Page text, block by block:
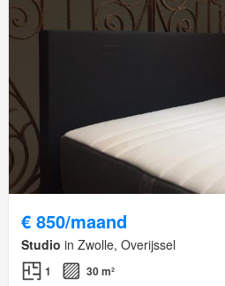
€ 850/maand
Studio in Zwolle, Overijssel
1
30 m²